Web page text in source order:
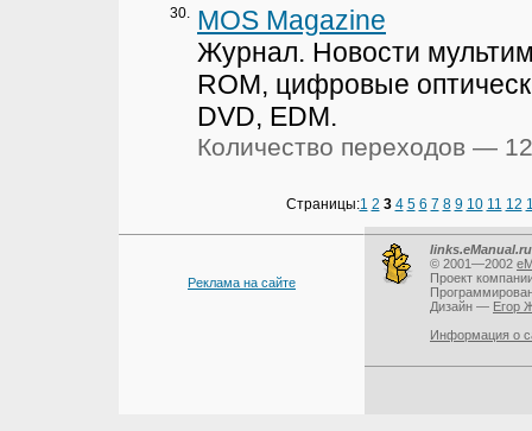
30.
MOS Magazine
Журнал. Новости
ROM, цифровые
DVD, EDM.
Количество переходов —
Страницы:1 2 3 4 5 6 7 8 9 10 11 12
Реклама на сайте
links.eManual.ru
© 2001—2002
Проект
Дизайн — Егор
Информация о